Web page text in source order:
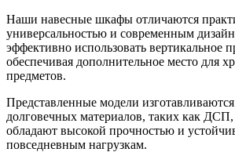
Наши навесные шкафы отличаются
универсальностью и современным
эффективно использовать вертикальное
обеспечивая дополнительное место для
предметов.
Представленные модели
долговечных материалов, таких как
обладают высокой прочностью и
повседневным нагрузкам.